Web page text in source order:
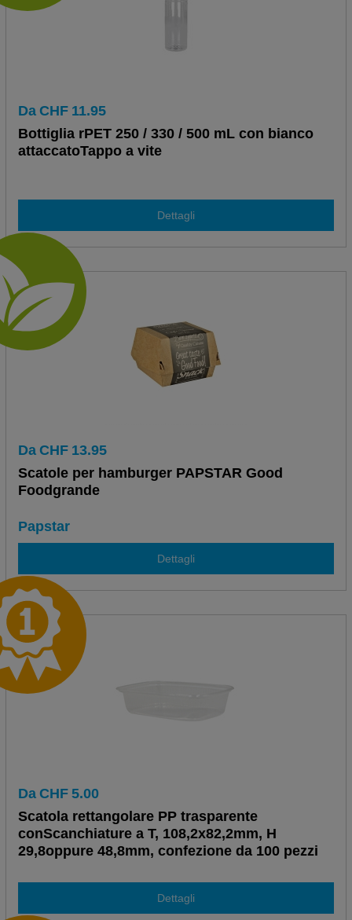
Da CHF 11.95
Bottiglia rPET 250 / 330 / 500 mL con bianco
attaccatoTappo a vite
Dettagli
Da CHF 13.95
Scatole per hamburger PAPSTAR Good
Foodgrande
Papstar
Dettagli
Da CHF 5.00
Scatola rettangolare PP trasparente
conScanchiature a T, 108,2x82,2mm, H
29,8oppure 48,8mm, confezione da 100 pezzi
Dettagli